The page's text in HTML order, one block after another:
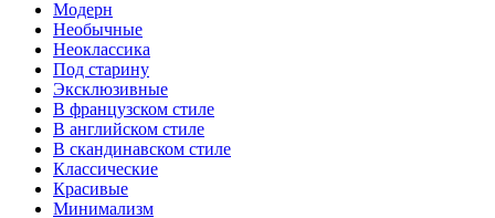
Модерн
Необычные
Неоклассика
Под старину
Эксклюзивные
В французском стиле
В английском стиле
В скандинавском стиле
Классические
Красивые
Минимализм